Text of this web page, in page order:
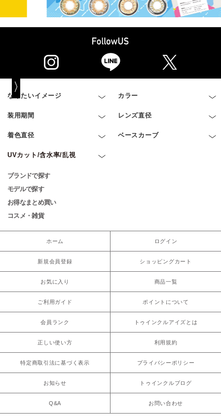
なりたいイメージ カラー
装用期間 レンズ直径
着色直径 ベースカーブ
UVカット/含水率/乱視
ブランドで探す
モデルで探す
お得なまとめ買い
コスメ・雑貨
ホーム ログイン
新規会員登録 ショッピングカート
お気に入り 商品一覧
ご利用ガイド ポイントについて
会員ランク トゥインクルアイズとは
正しい使い方 利用規約
特定商取引法に基づく表示 プライバシーポリシー
お知らせ トゥインクルブログ
Q&A お問い合わせ